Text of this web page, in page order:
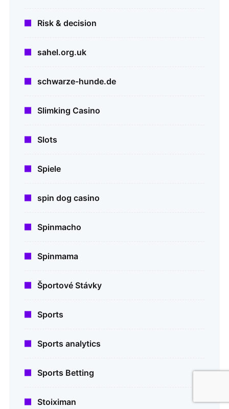
Risk & decision
sahel.org.uk
schwarze-hunde.de
Slimking Casino
Slots
Spiele
spin dog casino
Spinmacho
Spinmama
Športové Stávky
Sports
Sports analytics
Sports Betting
Stoiximan